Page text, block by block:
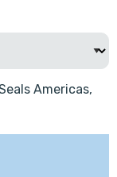
Americas,